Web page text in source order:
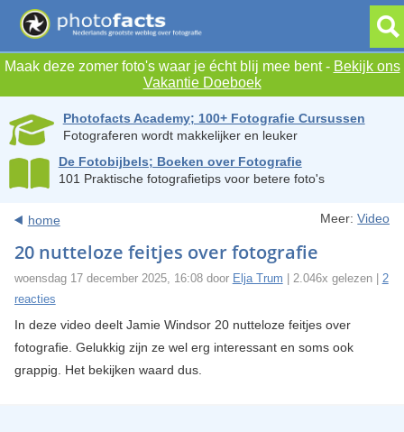
Maak deze zomer foto's waar je écht blij mee bent - Bekijk ons
Vakantie Doeboek
Photofacts Academy; 100+ Fotografie Cursussen
Fotograferen wordt makkelijker en leuker
De Fotobijbels; Boeken over Fotografie
101 Praktische fotografietips voor betere foto's
home Meer:Video
20 nutteloze feitjes over fotografie
woensdag 17 december 2025, 16:08 door Elja Trum | 2.046x gelezen | 2
reacties
In deze video deelt Jamie Windsor 20 nutteloze feitjes over
fotografie. Gelukkig zijn ze wel erg interessant en soms ook
grappig. Het bekijken waard dus.